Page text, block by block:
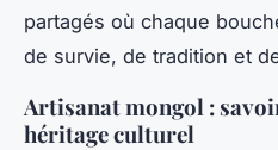
partagés où chaque
de survie, de tradition et
Artisanat mongol :
héritage culturel